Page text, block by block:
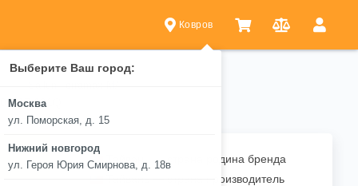
Ковров
Выберите Ваш город:
Москва
ул. Поморская, д. 15
Нижний новгород
ул. Героя Юрия Смирнова, д. 18в
R17 121Q
Тайвань — страна родина бренда
Тайвань — страна производитель